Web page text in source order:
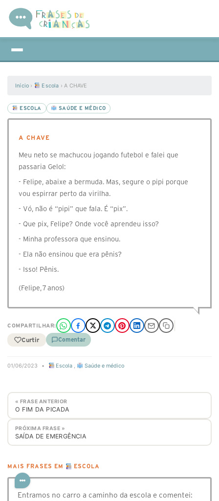
Início › Escola ›A CHAVE
ESCOLA SAÚDE E MÉDICO
A CHAVE
Meu neto se machucou jogando futebol e falei que
passaria Gelol:
- Felipe, abaixe a bermuda. Mas, segure o pipi porque
vou espirrar perto da virilha.
- Vó, não é “pipi” que fala. É “pix”.
- Que pix, Felipe? Onde você aprendeu isso?
- Minha professora que ensinou.
- Ela não ensinou que era pênis?
- Isso! Pênis.
(Felipe, 7 anos)
COMPARTILHAR:
Curtir Comentar
01/06/2023 • Escola , Saúde e médico
« FRASE ANTERIOR
O FIM DA PICADA
PRÓXIMA FRASE »
SAÍDA DE EMERGÊNCIA
MAIS FRASES EM ESCOLA
Entramos no carro a caminho da escola e comentei: